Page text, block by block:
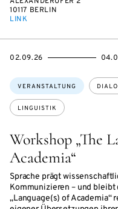
10117 BERLIN
LINK
Workshop „The
Academia“
Sprache prägt
Kommunizieren – und
„Language(s) of Academia“
Themen:
VERANSTALTUNG
LINGUISTIK
EVENTBEGINSON
02.09.26
EVENTENDSON